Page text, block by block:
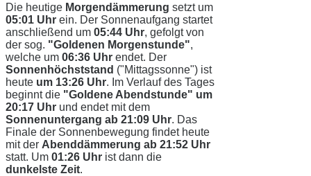
Die heutige Morgendämmerung setzt um
05:01 Uhr ein. Der Sonnenaufgang startet
anschließend um 05:44 Uhr, gefolgt von
der sog. "Goldenen Morgenstunde",
welche um 06:36 Uhr endet. Der
Sonnenhöchststand ("Mittagssonne") ist
heute um 13:26 Uhr. Im Verlauf des Tages
beginnt die "Goldene Abendstunde" um
20:17 Uhr und endet mit dem
Sonnenuntergang ab 21:09 Uhr. Das
Finale der Sonnenbewegung findet heute
mit der Abenddämmerung ab 21:52 Uhr
statt. Um 01:26 Uhr ist dann die
dunkelste Zeit.